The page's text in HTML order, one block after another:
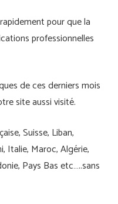
pour que la
professionnelles
de ces derniers mois
site aussi visité.
Suisse, Liban,
Italie, Maroc, Algérie,
Pays Bas etc…..sans